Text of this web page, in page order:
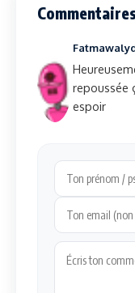
repoussée
espoir